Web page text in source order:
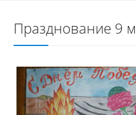
Празднование 9